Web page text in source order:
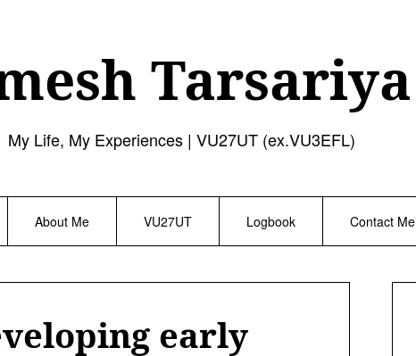
Tarsariya
My Life, My Experiences | VU27UT (ex.VU3EFL)
About Me VU27UT Logbook Contact Me
early